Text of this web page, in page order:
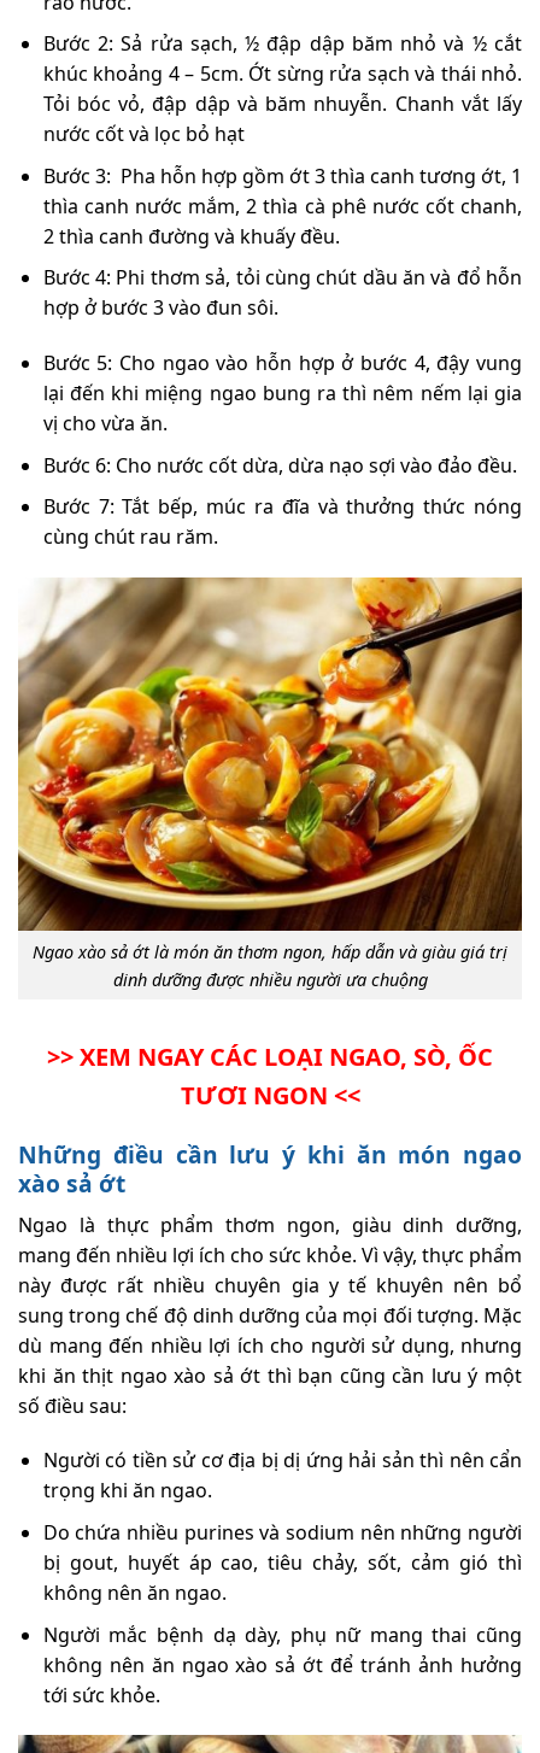
Bước 2: Sả rửa sạch, ½ đập dập băm nhỏ và ½ cắt
khúc khoảng 4 – 5cm. Ớt sừng rửa sạch và thái nhỏ.
Tỏi bóc vỏ, đập dập và băm nhuyễn. Chanh vắt lấy
nước cốt và lọc bỏ hạt
Bước 3: Pha hỗn hợp gồm ớt 3 thìa canh tương ớt, 1
thìa canh nước mắm, 2 thìa cà phê nước cốt chanh,
2 thìa canh đường và khuấy đều.
Bước 4: Phi thơm sả, tỏi cùng chút dầu ăn và đổ hỗn
hợp ở bước 3 vào đun sôi.
Bước 5: Cho ngao vào hỗn hợp ở bước 4, đậy vung
lại đến khi miệng ngao bung ra thì nêm nếm lại gia
vị cho vừa ăn.
Bước 6: Cho nước cốt dừa, dừa nạo sợi vào đảo đều.
Bước 7: Tắt bếp, múc ra đĩa và thưởng thức nóng
cùng chút rau răm.
Ngao xào sả ớt là món ăn thơm ngon, hấp dẫn và giàu giá trị
dinh dưỡng được nhiều người ưa chuộng
>> XEM NGAY CÁC LOẠI NGAO, SÒ, ỐC
TƯƠI NGON <<
Những điều cần lưu ý khi ăn món ngao
xào sả ớt
Ngao là thực phẩm thơm ngon, giàu dinh dưỡng,
mang đến nhiều lợi ích cho sức khỏe. Vì vậy, thực phẩm
này được rất nhiều chuyên gia y tế khuyên nên bổ
sung trong chế độ dinh dưỡng của mọi đối tượng. Mặc
dù mang đến nhiều lợi ích cho người sử dụng, nhưng
khi ăn thịt ngao xào sả ớt thì bạn cũng cần lưu ý một
số điều sau:
Người có tiền sử cơ địa bị dị ứng hải sản thì nên cẩn
trọng khi ăn ngao.
Do chứa nhiều purines và sodium nên những người
bị gout, huyết áp cao, tiêu chảy, sốt, cảm gió thì
không nên ăn ngao.
Người mắc bệnh dạ dày, phụ nữ mang thai cũng
không nên ăn ngao xào sả ớt để tránh ảnh hưởng
tới sức khỏe.